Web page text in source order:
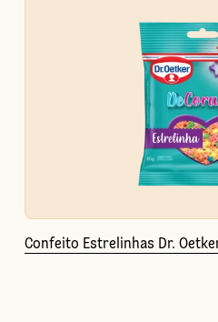
Confeito Estrelinhas Dr.